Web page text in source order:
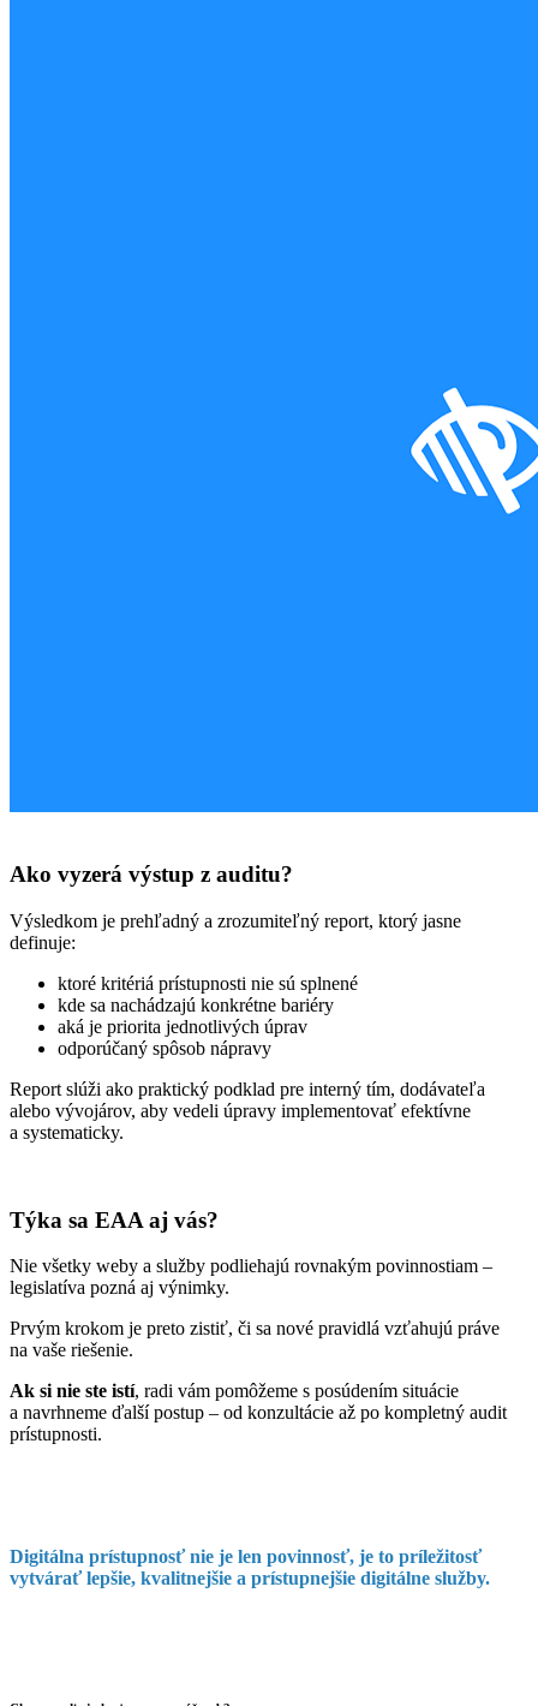
Ako vyzerá výstup z auditu?
Výsledkom je prehľadný a zrozumiteľný report, ktorý jasne
definuje:
ktoré kritériá prístupnosti nie sú splnené
kde sa nachádzajú konkrétne bariéry
aká je priorita jednotlivých úprav
odporúčaný spôsob nápravy
Report slúži ako praktický podklad pre interný tím, dodávateľa
alebo vývojárov, aby vedeli úpravy implementovať efektívne
a systematicky.
Týka sa EAA aj vás?
Nie všetky weby a služby podliehajú rovnakým povinnostiam –
legislatíva pozná aj výnimky.
Prvým krokom je preto zistiť, či sa nové pravidlá vzťahujú práve
na vaše riešenie.
Ak si nie ste istí, radi vám pomôžeme s posúdením situácie
a navrhneme ďalší postup – od konzultácie až po kompletný audit
prístupnosti.
Digitálna prístupnosť nie je len povinnosť, je to príležitosť
vytvárať lepšie, kvalitnejšie a prístupnejšie digitálne služby.